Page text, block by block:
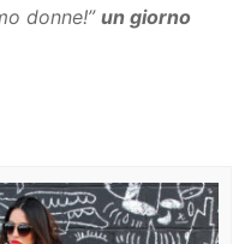
donne!” un giorno